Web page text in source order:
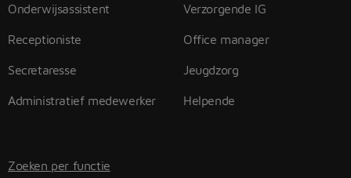
Onderwijsassistent
Receptioniste
Secretaresse
Administratief medewerker
Verzorgende IG
Office manager
Jeugdzorg
Helpende
Zoeken per functie